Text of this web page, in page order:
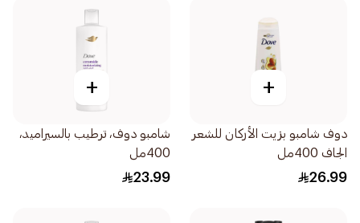
+
دوف شامبو بزيت الأركان للشعر
الجاف 400مل
26.99
+
شامبو دوف، ترطيب بالسيراميد،
400مل
23.99